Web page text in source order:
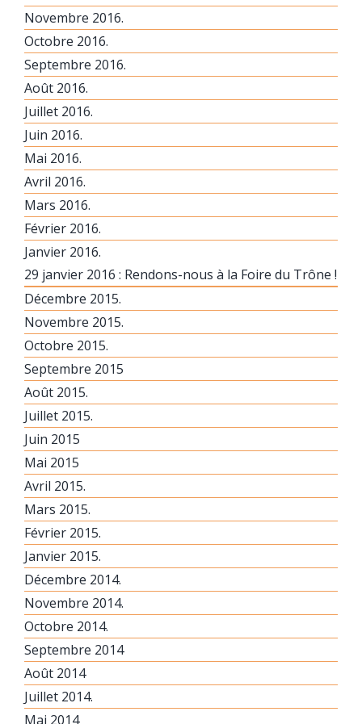
Novembre 2016.
Octobre 2016.
Septembre 2016.
Août 2016.
Juillet 2016.
Juin 2016.
Mai 2016.
Avril 2016.
Mars 2016.
Février 2016.
Janvier 2016.
29 janvier 2016 : Rendons-nous à la Foire du Trône !
Décembre 2015.
Novembre 2015.
Octobre 2015.
Septembre 2015
Août 2015.
Juillet 2015.
Juin 2015
Mai 2015
Avril 2015.
Mars 2015.
Février 2015.
Janvier 2015.
Décembre 2014.
Novembre 2014.
Octobre 2014.
Septembre 2014
Août 2014
Juillet 2014.
Mai 2014